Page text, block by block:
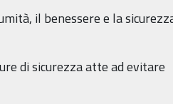
il benessere e la
di sicurezza atte ad evitare